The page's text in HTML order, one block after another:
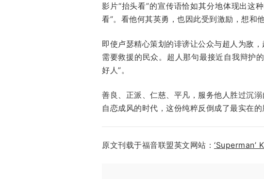
影片“抬头看”的宣传语恰如其分地体现出这
看”。看他何其英勇，也因此受到激励，想和他
即使卢瑟精心策划的诽谤让公众与超人为敌
需要救援的民众。超人那句最接近自我辩护
好人”。
善良、正派、仁慈、平凡，服务他人胜过沉
自恋成风的时代，这份纯粹反倒成了最实在的
原文刊载于福音联盟英文网站：